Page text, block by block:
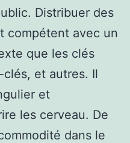
Distribuer des
compétent avec un
que les clés
et autres. Il
et
les cerveau. De
dans le